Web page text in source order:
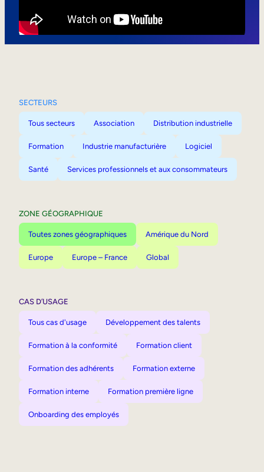
SECTEURS
Tous secteurs Association Distribution industrielle
Formation Industrie manufacturière Logiciel
Santé Services professionnels et aux consommateurs
ZONE GÉOGRAPHIQUE
Toutes zones géographiques Amérique du Nord
Europe Europe – France Global
CAS D’USAGE
Tous cas d'usage Développement des talents
Formation à la conformité Formation client
Formation des adhérents Formation externe
Formation interne Formation première ligne
Onboarding des employés